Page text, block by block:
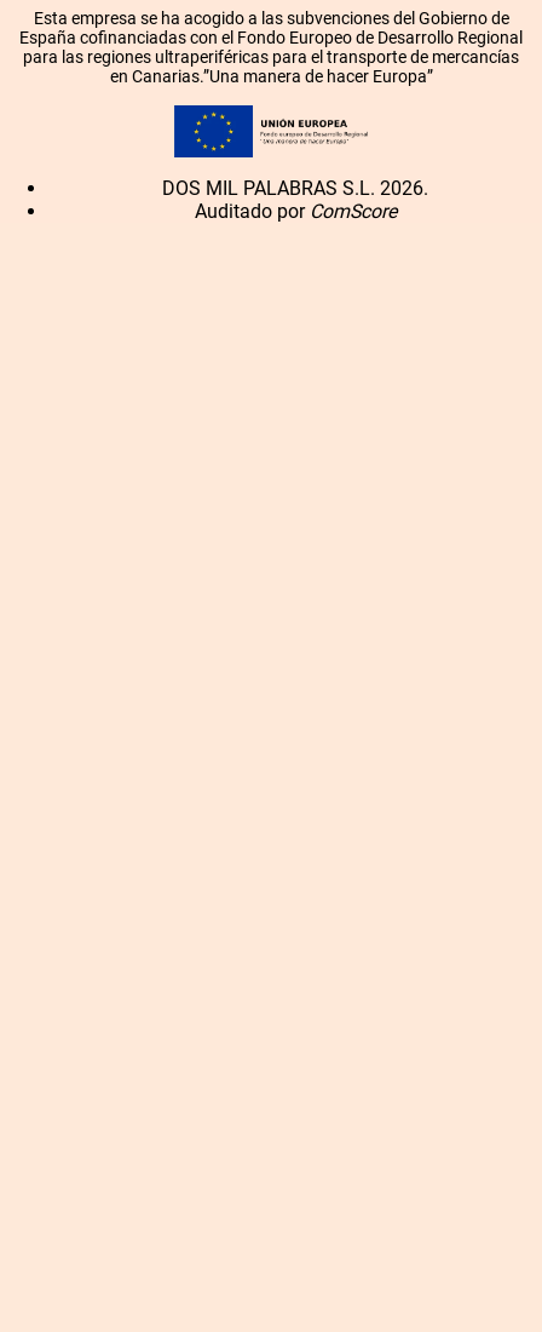
Esta empresa se ha acogido a las subvenciones del Gobierno de
España cofinanciadas con el Fondo Europeo de Desarrollo Regional
para las regiones ultraperiféricas para el transporte de mercancías
en Canarias.”Una manera de hacer Europa”
DOS MIL PALABRAS S.L. 2026.
Auditado por ComScore